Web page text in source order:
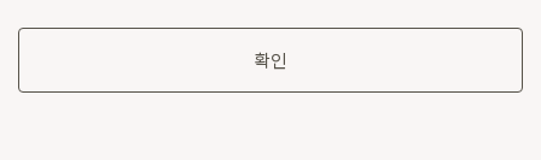
확인